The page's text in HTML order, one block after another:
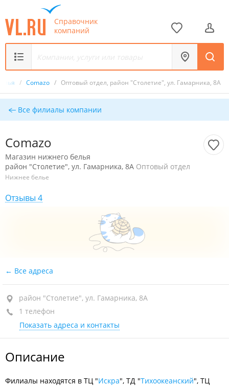
Справочник
компаний
/ Comazo / Оптовый отдел, район "Столетие", ул. Гамарника, 8А
Все филиалы компании
Comazo
Магазин нижнего белья
район "Столетие", ул. Гамарника, 8А Оптовый отдел
Нижнее белье
Отзывы 4
Все адреса
район "Столетие", ул. Гамарника, 8А
1 телефон
Показать адреса и контакты
Описание
Филиалы находятся в ТЦ "Искра", ТД "Тихоокеанский", ТЦ